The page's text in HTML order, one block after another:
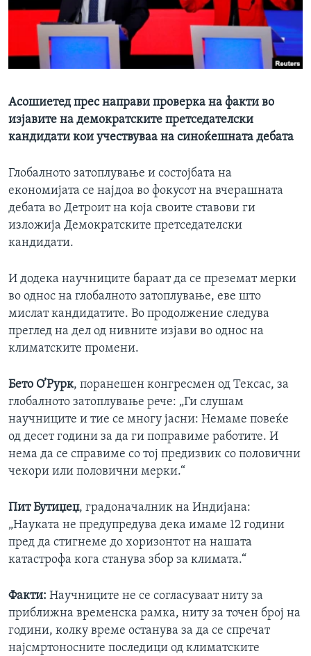
ИНТЕРВЈУА
Јазици
Асошиетед прес направи проверка на факти во
изјавите на демократските претседателски
кандидати кои учествуваа на синоќешната дебата
Глобалното затоплување и состојбата на
економијата се најдоа во фокусот на вчерашната
дебата во Детроит на која своите ставови ги
изложија Демократските претседателски
кандидати.
И додека научниците бараат да се преземат мерки
во однос на глобалното затоплување, еве што
мислат кандидатите. Во продолжение следува
преглед на дел од нивните изјави во однос на
климатските промени.
Бето О’Рурк, поранешен конгресмен од Тексас, за
глобалното затоплување рече: „Ги слушам
научниците и тие се многу јасни: Немаме повеќе
од десет години за да ги поправиме работите. И
нема да се справиме со тој предизвик со половични
чекори или половични мерки.“
Пит Бутиџеџ, градоначалник на Индијана:
„Науката не предупредува дека имаме 12 години
пред да стигнеме до хоризонтот на нашата
катастрофа кога станува збор за климата.“
Факти: Научниците не се согласуваат ниту за
приближна временска рамка, ниту за точен број на
години, колку време останува за да се спречат
најсмртоносните последици од климатските